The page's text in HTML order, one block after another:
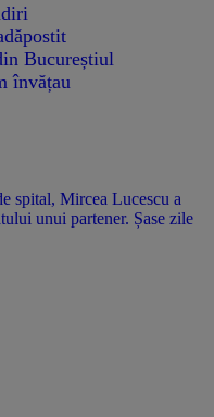
Bucureștiul
învățau
spital, Mircea Lucescu a
unui partener. Șase zile